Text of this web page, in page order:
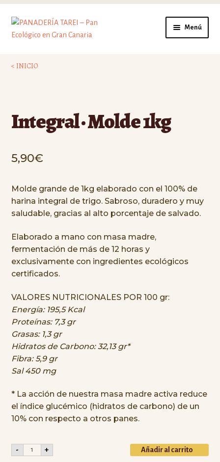
Ir
a
Ir
al
Menú
ESCUELA
< INICIO
Integral · Molde 1kg
5,90€
Molde grande de 1kg elaborado con el 100% de
harina integral de trigo. Sabroso, duradero y muy
saludable, gracias al alto porcentaje de salvado.
Elaborado a mano con masa madre,
fermentación de más de 12 horas y
exclusivamente con ingredientes ecológicos
certificados.
VALORES NUTRICIONALES POR 100 gr:
Energía: 195,5 Kcal
Proteínas: 7,3 gr
Grasas: 1,3 gr
Hidratos de Carbono: 32,13 gr*
Fibra: 5,9 gr
Sal 450 mg
* La acción de nuestra masa madre activa reduce
el índice glucémico (hidratos de carbono) de un
10% con respecto a otros panes.
-
Integral
·
+ Añadir al carrito